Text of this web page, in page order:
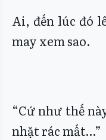
Ai, đến lúc đó
may xem sao.
“Cứ như thế
nhặt rác mất…”